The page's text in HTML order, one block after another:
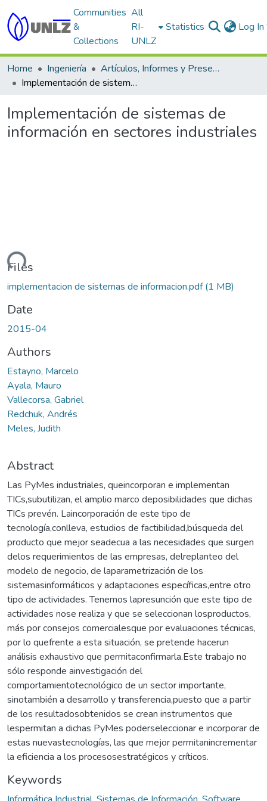
Communities
&
Collections
All
RI-
UNLZ
Statistics Log In
Home Ingeniería
Artículos, Informes y Presentaciones en Congresos
Implementación de sistemas de información en sectores industriales
Implementación de sistemas de
información en sectores industriales
Files
implementacion de sistemas de informacion.pdf(1 MB)
Date
2015-04
Authors
Estayno, Marcelo
Ayala, Mauro
Vallecorsa, Gabriel
Redchuk, Andrés
Meles, Judith
Abstract
Las PyMes industriales, queincorporan e implementan
TICs,subutilizan, el amplio marco deposibilidades que dichas
TICs prevén. Laincorporación de este tipo de
tecnología,conlleva, estudios de factibilidad,búsqueda del
producto que mejor seadecua a las necesidades que surgen
delos requerimientos de las empresas, delreplanteo del
modelo de negocio, de laparametrización de los
sistemasinformáticos y adaptaciones específicas,entre otro
tipo de actividades. Tenemos lapresunción que este tipo de
actividades nose realiza y que se seleccionan losproductos,
más por consejos comercialesque por evaluaciones técnicas,
por lo quefrente a esta situación, se pretende hacerun
análisis exhaustivo que permitaconfirmarla.Este trabajo no
sólo responde ainvestigación del
comportamientotecnológico de un sector importante,
sinotambién a desarrollo y transferencia,puesto que a partir
de los resultadosobtenidos se crean instrumentos que
lespermitan a dichas PyMes poderseleccionar e incorporar de
estas nuevastecnologías, las que mejor permitanincrementar
la eficiencia a los procesosestratégicos y críticos.
Keywords